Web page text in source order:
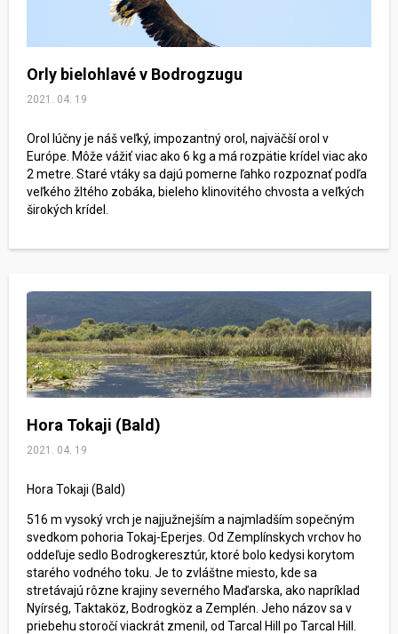
Orly bielohlavé v Bodrogzugu
2021. 04. 19
Orol lúčny je náš veľký, impozantný orol, najväčší orol v
Európe. Môže vážiť viac ako 6 kg a má rozpätie krídel viac ako
2 metre. Staré vtáky sa dajú pomerne ľahko rozpoznať podľa
veľkého žltého zobáka, bieleho klinovitého chvosta a veľkých
širokých krídel.
Hora Tokaji (Bald)
2021. 04. 19
Hora Tokaji (Bald)
516 m vysoký vrch je najjužnejším a najmladším sopečným
svedkom pohoria Tokaj-Eperjes. Od Zemplínskych vrchov ho
oddeľuje sedlo Bodrogkeresztúr, ktoré bolo kedysi korytom
starého vodného toku. Je to zvláštne miesto, kde sa
stretávajú rôzne krajiny severného Maďarska, ako napríklad
Nyírség, Taktaköz, Bodrogköz a Zemplén. Jeho názov sa v
priebehu storočí viackrát zmenil, od Tarcal Hill po Tarcal Hill.